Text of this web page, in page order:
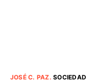
JOSÉ C. PAZ.SOCIEDAD